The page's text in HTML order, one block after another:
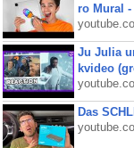
ro Mural -
Ju Julia
kvideo
Das